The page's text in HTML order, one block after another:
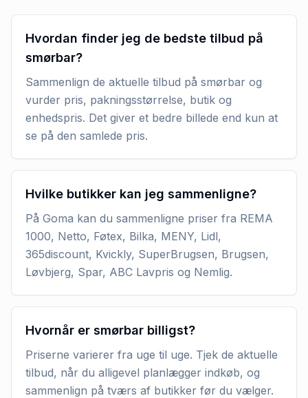
Hvordan finder jeg de bedste tilbud på
smørbar?
Sammenlign de aktuelle tilbud på smørbar og
vurder pris, pakningsstørrelse, butik og
enhedspris. Det giver et bedre billede end kun at
se på den samlede pris.
Hvilke butikker kan jeg sammenligne?
På Goma kan du sammenligne priser fra REMA
1000, Netto, Føtex, Bilka, MENY, Lidl,
365discount, Kvickly, SuperBrugsen, Brugsen,
Løvbjerg, Spar, ABC Lavpris og Nemlig.
Hvornår er smørbar billigst?
Priserne varierer fra uge til uge. Tjek de aktuelle
tilbud, når du alligevel planlægger indkøb, og
sammenlign på tværs af butikker før du vælger.